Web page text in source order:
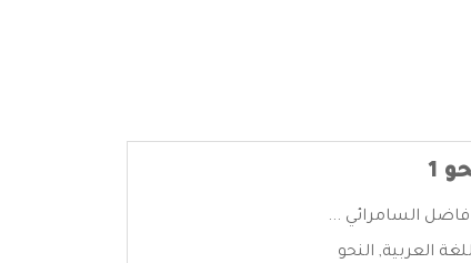
1
العربية, النحو